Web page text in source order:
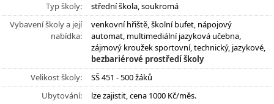
Typ školy:
střední škola, soukromá
Vybavení školy a její
nabídka:
venkovní hřiště, školní bufet, nápojový
automat, multimediální jazyková učebna,
zájmový kroužek sportovní, technický, jazykové,
bezbariérové prostředí školy
Velikost školy:
SŠ 451 - 500 žáků
Ubytování:
lze zajistit, cena 1000 Kč/měs.